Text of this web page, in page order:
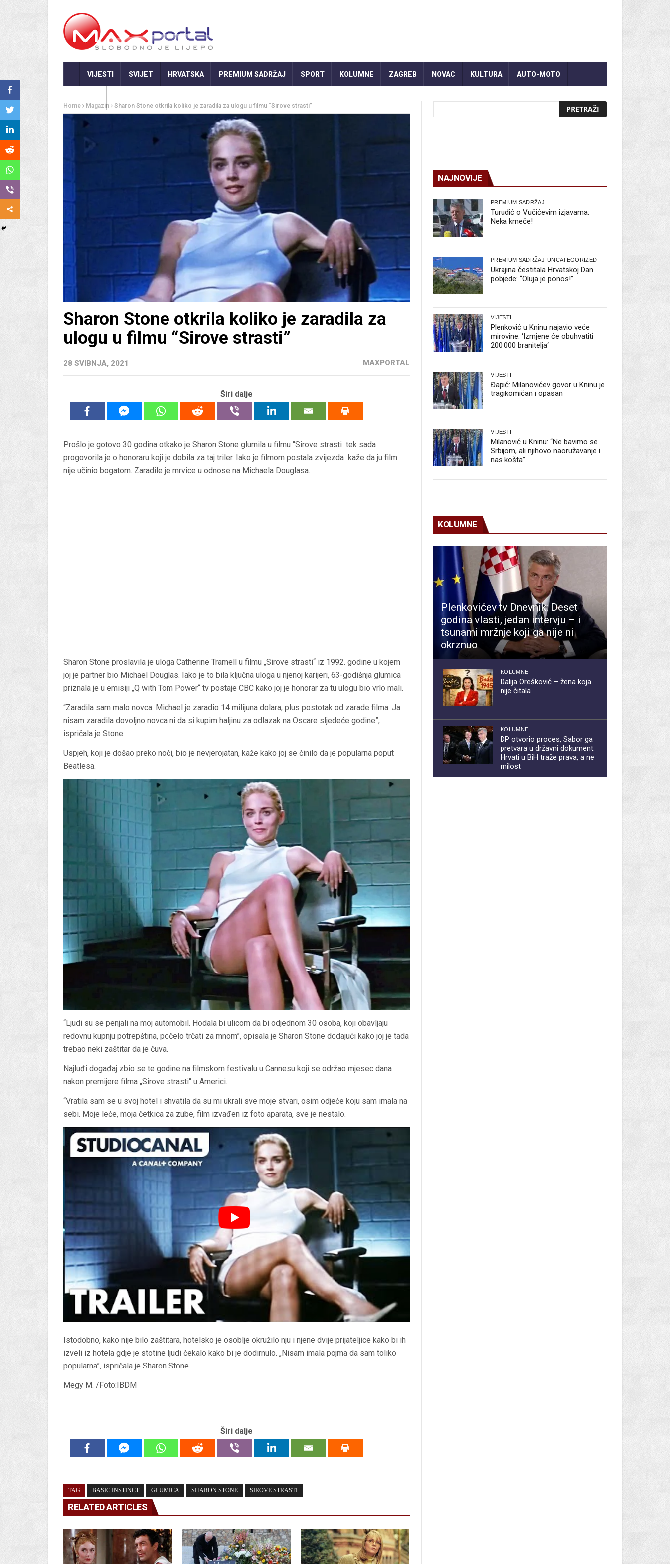
VIJESTI SVIJET HRVATSKA PREMIUM SADRŽAJ SPORT KOLUMNE ZAGREB NOVAC KULTURA AUTO-MOTO
Home Magazin Sharon Stone otkrila koliko je zaradila za ulogu u filmu “Sirove strasti”
Sharon Stone otkrila koliko je zaradila za
ulogu u filmu “Sirove strasti”
28 SVIBNJA, 2021 MAXPORTAL
Širi dalje
Prošlo je gotovo 30 godina otkako je Sharon Stone glumila u filmu “Sirove strasti tek sada
progovorila je o honoraru koji je dobila za taj triler. Iako je filmom postala zvijezda kaže da ju film
nije učinio bogatom. Zaradile je mrvice u odnose na Michaela Douglasa.
Sharon Stone proslavila je uloga Catherine Tramell u filmu „Sirove strasti“ iz 1992. godine u kojem
joj je partner bio Michael Douglas. Iako je to bila ključna uloga u njenoj karijeri, 63-godišnja glumica
priznala je u emisiji „Q with Tom Power“ tv postaje CBC kako joj je honorar za tu ulogu bio vrlo mali.
“Zaradila sam malo novca. Michael je zaradio 14 milijuna dolara, plus postotak od zarade filma. Ja
nisam zaradila dovoljno novca ni da si kupim haljinu za odlazak na Oscare sljedeće godine”,
ispričala je Stone.
Uspjeh, koji je došao preko noći, bio je nevjerojatan, kaže kako joj se činilo da je popularna poput
Beatlesa.
“Ljudi su se penjali na moj automobil. Hodala bi ulicom da bi odjednom 30 osoba, koji obavljaju
redovnu kupnju potrepština, počelo trčati za mnom”, opisala je Sharon Stone dodajući kako joj je tada
trebao neki zaštitar da je čuva.
Najluđi događaj zbio se te godine na filmskom festivalu u Cannesu koji se održao mjesec dana
nakon premijere filma „Sirove strasti“ u Americi.
“Vratila sam se u svoj hotel i shvatila da su mi ukrali sve moje stvari, osim odjeće koju sam imala na
sebi. Moje leće, moja četkica za zube, film izvađen iz foto aparata, sve je nestalo.
Istodobno, kako nije bilo zaštitara, hotelsko je osoblje okružilo nju i njene dvije prijateljice kako bi ih
izveli iz hotela gdje je stotine ljudi čekalo kako bi je dodirnulo. „Nisam imala pojma da sam toliko
popularna”, ispričala je Sharon Stone.
Megy M. /Foto:IBDM
Širi dalje
TAG BASIC INSTINCT GLUMICA SHARON STONE SIROVE STRASTI
RELATED ARTICLES
NAJNOVIJE
PREMIUM SADRŽAJ
Turudić o Vučićevim izjavama:
Neka kmeče!
PREMIUM SADRŽAJ UNCATEGORIZED
Ukrajina čestitala Hrvatskoj Dan
pobjede: “Oluja je ponos!”
VIJESTI
Plenković u Kninu najavio veće
mirovine: ‘Izmjene će obuhvatiti
200.000 branitelja‘
VIJESTI
Đapić: Milanovićev govor u Kninu je
tragikomičan i opasan
VIJESTI
Milanović u Kninu: “Ne bavimo se
Srbijom, ali njihovo naoružavanje i
nas košta”
KOLUMNE
Plenkovićev tv Dnevnik: Deset
godina vlasti, jedan intervju – i
tsunami mržnje koji ga nije ni
okrznuo
KOLUMNE
Dalija Orešković – žena koja
nije čitala
KOLUMNE
DP otvorio proces, Sabor ga
pretvara u državni dokument:
Hrvati u BiH traže prava, a ne
milost